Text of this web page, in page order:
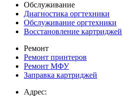
Обслуживание
Диагностика оргтехники
Обслуживание оргтехники
Восстановление картриджей
Ремонт
Ремонт принтеров
Ремонт МФУ
Заправка картриджей
Адрес: